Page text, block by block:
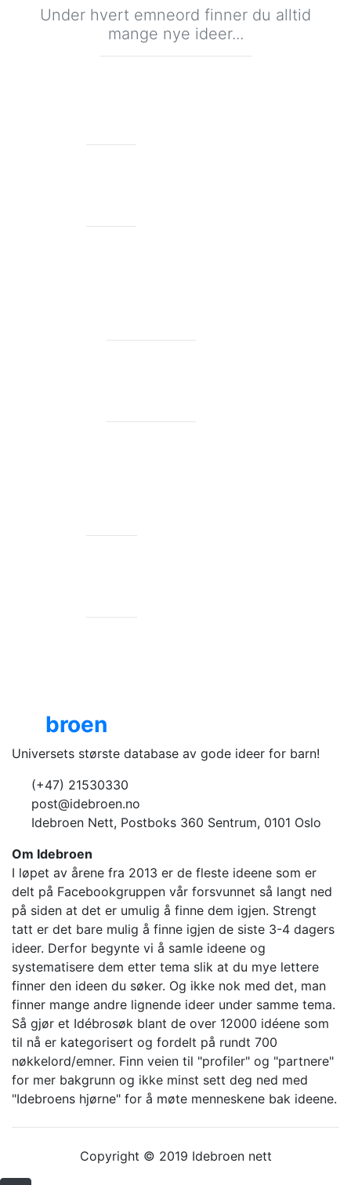
Under hvert emneord finner du alltid
mange nye ideer...
broen
Universets største database av gode ideer for barn!
(+47) 21530330
post@idebroen.no
Idebroen Nett, Postboks 360 Sentrum, 0101 Oslo
Om Idebroen
I løpet av årene fra 2013 er de fleste ideene som er
delt på Facebookgruppen vår forsvunnet så langt ned
på siden at det er umulig å finne dem igjen. Strengt
tatt er det bare mulig å finne igjen de siste 3-4 dagers
ideer. Derfor begynte vi å samle ideene og
systematisere dem etter tema slik at du mye lettere
finner den ideen du søker. Og ikke nok med det, man
finner mange andre lignende ideer under samme tema.
Så gjør et Idébrosøk blant de over 12000 idéene som
til nå er kategorisert og fordelt på rundt 700
nøkkelord/emner. Finn veien til "profiler" og "partnere"
for mer bakgrunn og ikke minst sett deg ned med
"Idebroens hjørne" for å møte menneskene bak ideene.
Copyright © 2019 Idebroen nett